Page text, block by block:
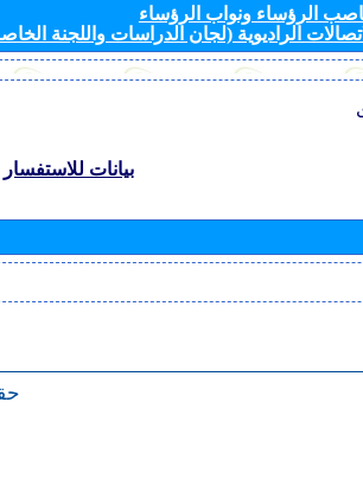
الرؤساء ونواب الرؤساء
الراديوية (لجان الدراسات واللجنة
بيانات للاستفسار